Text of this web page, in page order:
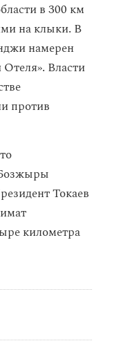
в 300 км
на клыки. В
намерен
Власти
против
Бозжыры
Токаев
километра